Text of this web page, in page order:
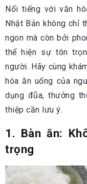
Nổi tiếng với văn
Nhật Bản không chỉ
ngon mà còn bởi
thể hiện sự tôn
người. Hãy cùng
hóa ăn uống của
dụng đũa, thưởng
thiệp cần lưu ý.
1. Bàn ăn:
trọng